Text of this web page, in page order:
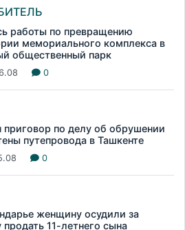
работы по превращению
мемориального комплекса в
общественный парк
0
приговор по делу об обрушении
путепровода в Ташкенте
0
женщину осудили за
продать 11-летнего сына